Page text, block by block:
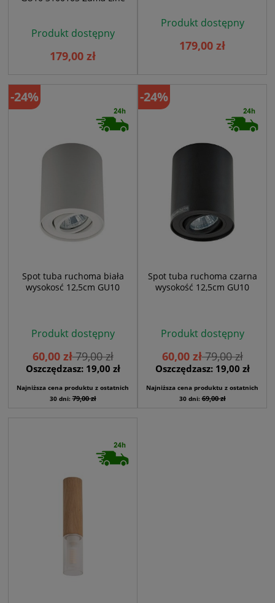
Produkt dostępny
179,00 zł
Produkt dostępny
179,00 zł
Spot tuba ruchoma biała
wysokosć 12,5cm GU10
Produkt dostępny
60,00 zł79,00 zł
Oszczędzasz: 19,00 zł
Najniższa cena produktu z ostatnich
30 dni:79,00 zł
-24%
Spot tuba ruchoma czarna
wysokość 12,5cm GU10
Produkt dostępny
60,00 zł79,00 zł
Oszczędzasz: 19,00 zł
Najniższa cena produktu z ostatnich
30 dni:69,00 zł
-24%